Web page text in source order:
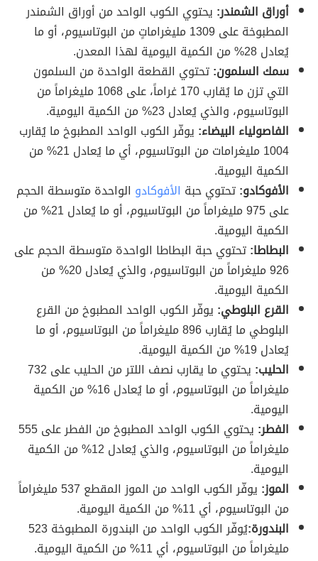
أوراق الشمندر: يحتوي الكوب الواحد من أوراق الشمندر
المطبوخة على 1309 مليغراماتٍ من البوتاسيوم، أو ما
يُعادل 28% من الكمية اليومية لهذا المعدن.
سمك السلمون:تحتوي القطعة الواحدة من السلمون
التي تزن ما يُقارب 170 غراماً، على 1068 مليغراماً من
البوتاسيوم، والذي يُعادل 23% من الكمية اليومية.
الفاصولياء البيضاء: يوفّر الكوب الواحد المطبوخ ما يُقارب
1004 مليغرامات من البوتاسيوم، أي ما يُعادل 21% من
الكمية اليومية.
الأفوكادو:تحتوي حبة الأفوكادو الواحدة متوسطة الحجم
على 975 مليغراماً من البوتاسيوم، أو ما يُعادل 21% من
الكمية اليومية.
البطاطا:تحتوي حبة البطاطا الواحدة متوسطة الحجم على
926 مليغراماً من البوتاسيوم، والذي يُعادل 20% من
الكمية اليومية.
القرع البلوطي: يوفّر الكوب الواحد المطبوخ من القرع
البلوطي ما يُقارب 896 مليغراماً من البوتاسيوم، أو ما
يُعادل 19% من الكمية اليومية.
الحليب:
يحتوي ما يقارب نصف اللتر من الحليب على 732
مليغراماً من البوتاسيوم، أو ما يُعادل 16% من الكمية
اليومية.
الفطر:
يحتوي الكوب الواحد المطبوخ من الفطر على 555
مليغراماً من البوتاسيوم، والذي يُعادل 12% من الكمية
اليومية.
الموز:
يوفّر الكوب الواحد من الموز المقطع 537 مليغراماً
من البوتاسيوم، أي 11% من الكمية اليومية.
البندورة:
يُوفّر الكوب الواحد من البندورة المطبوخة 523
مليغراماً من البوتاسيوم، أي 11% من الكمية اليومية.